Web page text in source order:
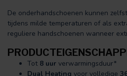
De onderhandschoenen kunnen
tijdens milde temperaturen of als
reguliere handschoenen wanneer
Tot 8 uur verwarmingsduur*
Dual Heating voor volledige